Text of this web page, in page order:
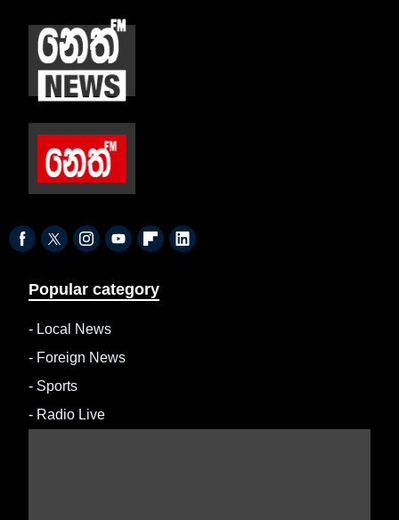
Popular category
- Local News
- Foreign News
- Sports
- Radio Live